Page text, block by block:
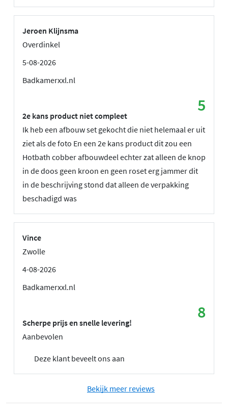
Jeroen Klijnsma
Overdinkel
5-08-2026
Badkamerxxl.nl
5
2e kans product niet compleet
Ik heb een afbouw set gekocht die niet helemaal er uit
ziet als de foto En een 2e kans product dit zou een
Hotbath cobber afbouwdeel echter zat alleen de knop
in de doos geen kroon en geen roset erg jammer dit
in de beschrijving stond dat alleen de verpakking
beschadigd was
Vince
Zwolle
4-08-2026
Badkamerxxl.nl
8
Scherpe prijs en snelle levering!
Aanbevolen
Deze klant beveelt ons aan
Bekijk meer reviews